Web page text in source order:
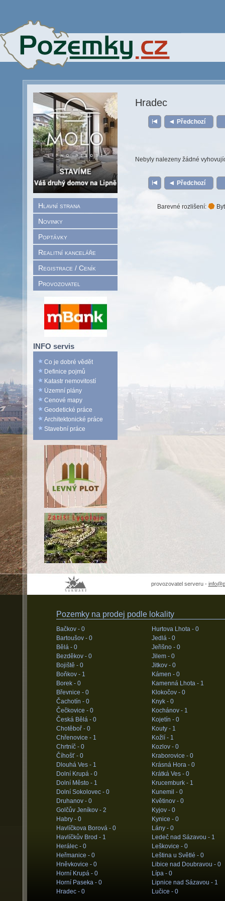
Hlavní strana
Novinky
Poptávky
Realitní kanceláře
Registrace / Ceník
Provozovatel
INFO servis
Co je dobré vědět
Definice pojmů
Katastr nemovitostí
Územní plány
Cenové mapy
Geodetické práce
Architektonické práce
Stavební práce
Hradec
Předchozí
Nebyly nalezeny žádné
Předchozí
Barevné rozlišení:
provozovatel serveru -
Pozemky na prodej podle lokality
Bačkov - 0
Bartoušov - 0
Bělá - 0
Bezděkov - 0
Bojiště - 0
Boňkov - 1
Borek - 0
Břevnice - 0
Čachotín - 0
Čečkovice - 0
Česká Bělá - 0
Chotěboř - 0
Chřenovice - 1
Chrtníč - 0
Číhošť - 0
Dlouhá Ves - 1
Dolní Krupá - 0
Dolní Město - 1
Dolní Sokolovec - 0
Druhanov - 0
Golčův Jeníkov - 2
Habry - 0
Havlíčkova Borová - 0
Havlíčkův Brod - 1
Herálec - 0
Heřmanice - 0
Hněvkovice - 0
Horní Krupá - 0
Horní Paseka - 0
Hradec - 0
Hurtova Lhota - 0
Jedlá - 0
Jeřišno - 0
Jilem - 0
Jitkov - 0
Kámen - 0
Kamenná Lhota - 1
Klokočov - 0
Knyk - 0
Kochánov - 1
Kojetín - 0
Kouty - 1
Kožlí - 1
Kozlov - 0
Kraborovice - 0
Krásná Hora - 0
Krátká Ves - 0
Krucemburk - 1
Kunemil - 0
Květinov - 0
Kyjov - 0
Kynice - 0
Lány - 0
Ledeč nad Sázavou - 1
Leškovice - 0
Leština u Světlé - 0
Libice nad Doubravou - 0
Lípa - 0
Lipnice nad Sázavou - 1
Lučice - 0